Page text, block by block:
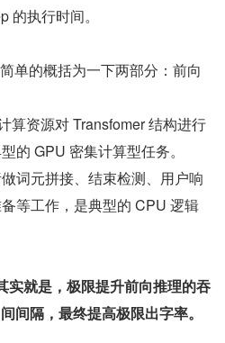
的执行时间。
单的概括为一下两部分：前向
算资源对 Transfomer 结构进行
的 GPU 密集计算型任务。
词元拼接、结束检测、用户响
等工作，是典型的 CPU 逻辑
实就是，极限提升前向推理的吞
间隔，最终提高极限出字率。